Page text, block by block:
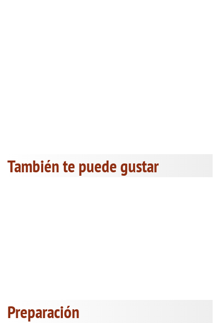
También te puede gustar
Preparación